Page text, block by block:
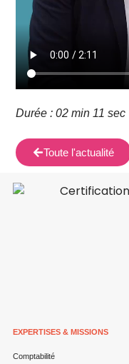
Durée : 02 min 11 sec
Toute l'actualité
EXPERTISES & MISSIONS
Comptabilité